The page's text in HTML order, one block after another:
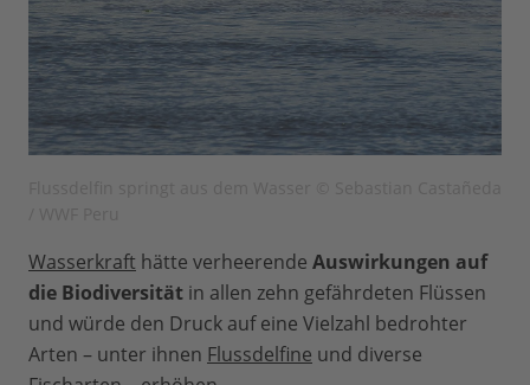
Wasserkraft hätte verheerende Auswirkungen auf
die Biodiversität in allen zehn gefährdeten Flüssen
und würde den Druck auf eine Vielzahl bedrohter
Arten – unter ihnen Flussdelfine und diverse